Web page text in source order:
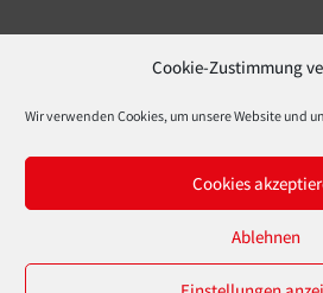
Cookie-Zustimmung
Wir verwenden Cookies, um unsere Website und
Cookies
Ablehnen
Impressum
Cookie-Richtlinie (EU)